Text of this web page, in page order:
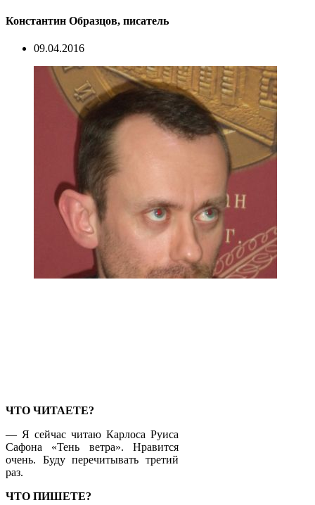
Константин Образцов, писатель
09.04.2016
ЧТО ЧИТАЕТЕ?
— Я сейчас читаю Карлоса Руиса
Сафона «Тень ветра». Нравится
очень. Буду перечитывать третий
раз.
ЧТО ПИШЕТЕ?